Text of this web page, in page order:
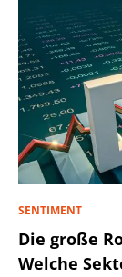
SENTIMENT
Die große
Welche